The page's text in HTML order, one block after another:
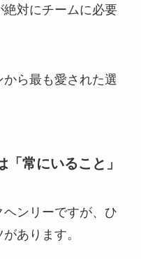
対にチームに必要
ら最も愛された選
常にいること」
ンリーですが、ひ
あります。